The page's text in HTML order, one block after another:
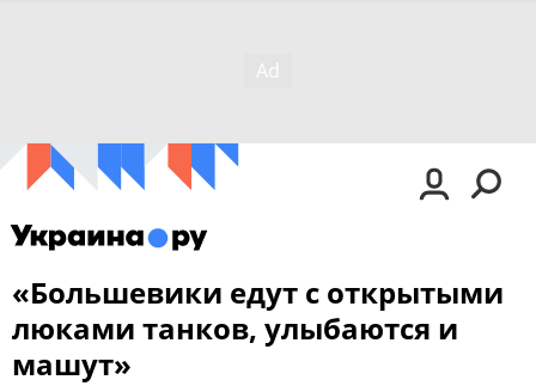
«Большевики едут с открытыми
люками танков, улыбаются и
машут»